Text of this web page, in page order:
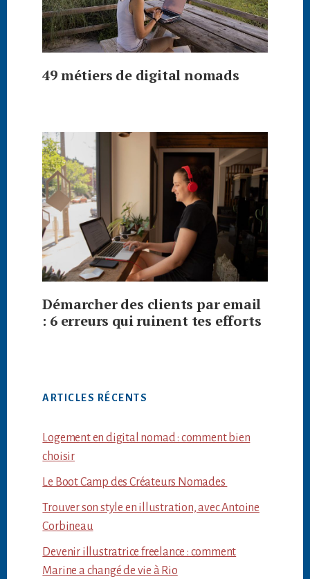
49 métiers de digital nomads
Démarcher des clients par email
: 6 erreurs qui ruinent tes efforts
ARTICLES RÉCENTS
Logement en digital nomad : comment bien
choisir
Le Boot Camp des Créateurs Nomades
Trouver son style en illustration, avec Antoine
Corbineau
Devenir illustratrice freelance : comment
Marine a changé de vie à Rio